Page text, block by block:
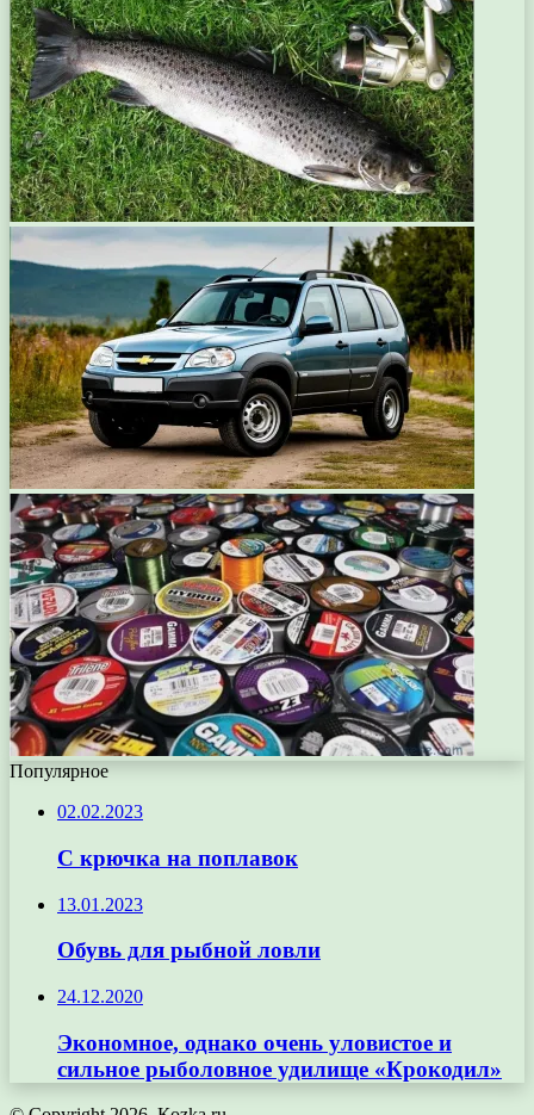
Популярное
02.02.2023
С крючка на поплавок
13.01.2023
Обувь для рыбной ловли
24.12.2020
Экономное, однако очень уловистое и
сильное рыболовное удилище «Крокодил»